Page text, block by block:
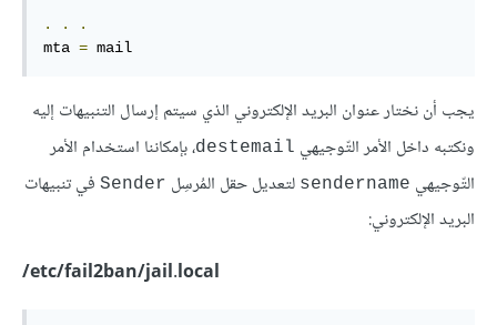
. .
.
mta = mail
يجب أن نختار عنوان البريد الإلكتروني الذي سيتم إرسال التنبيهات إليه
ونكتبه داخل الأمر التّوجيهي destemail، بإمكاننا استخدام الأمر
التّوجيهي sendername لتعديل حقل المُرسِل Sender في تنبيهات
البريد الإلكتروني:
etc/fail2ban/jail.local/